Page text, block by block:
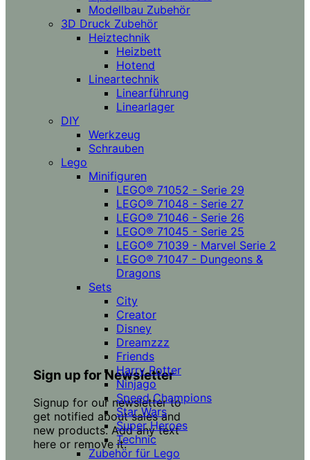
Sign up for Newsletter
Signup for our newsletter to
get notified about sales and
new products. Add any text
here or remove it.
Modellbau Zubehör
3D Druck Zubehör
Heiztechnik
Heizbett
Hotend
Lineartechnik
Linearführung
Linearlager
DIY
Werkzeug
Schrauben
Lego
Minifiguren
LEGO® 71052 - Serie 29
LEGO® 71048 - Serie 27
LEGO® 71046 - Serie 26
LEGO® 71045 - Serie 25
LEGO® 71039 - Marvel Serie 2
LEGO® 71047 - Dungeons &
Dragons
Sets
City
Creator
Disney
Dreamzzz
Friends
Harry Potter
Ninjago
Speed Champions
Star Wars
Super Heroes
Technic
Zubehör für Lego